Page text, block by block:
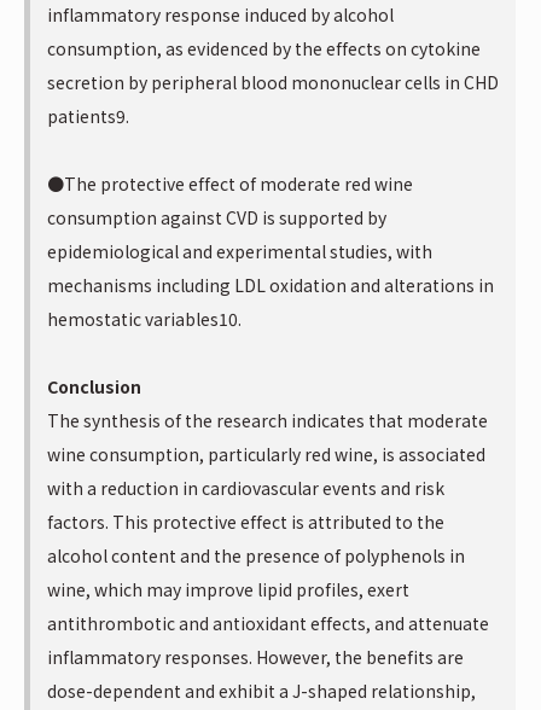
inflammatory response induced by alcohol
consumption, as evidenced by the effects on cytokine
secretion by peripheral blood mononuclear cells in CHD
patients9.
●The protective effect of moderate red wine
consumption against CVD is supported by
epidemiological and experimental studies, with
mechanisms including LDL oxidation and alterations in
hemostatic variables10.
Conclusion
The synthesis of the research indicates that moderate
wine consumption, particularly red wine, is associated
with a reduction in cardiovascular events and risk
factors. This protective effect is attributed to the
alcohol content and the presence of polyphenols in
wine, which may improve lipid profiles, exert
antithrombotic and antioxidant effects, and attenuate
inflammatory responses. However, the benefits are
dose-dependent and exhibit a J-shaped relationship,